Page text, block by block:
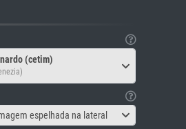
(cetim)
espelhada na lateral